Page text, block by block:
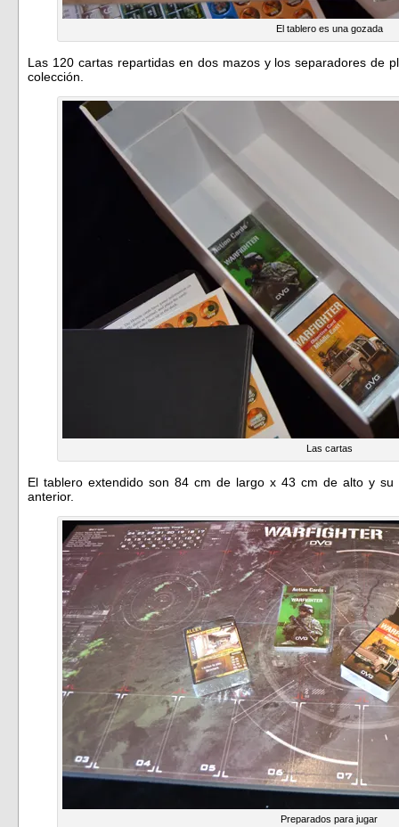
El tablero es una gozada
Las 120 cartas repartidas en dos mazos y los separadores de
colección.
Las cartas
El tablero extendido son 84 cm de largo x 43 cm de alto y
anterior.
Preparados para jugar